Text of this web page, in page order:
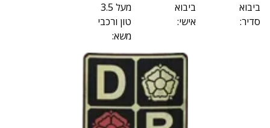
ביבוא
סדיר:
ביבוא
אישי:
מעל 3.5
טון ורכבי
משא: